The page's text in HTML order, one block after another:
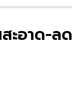
ะอาด-ลด